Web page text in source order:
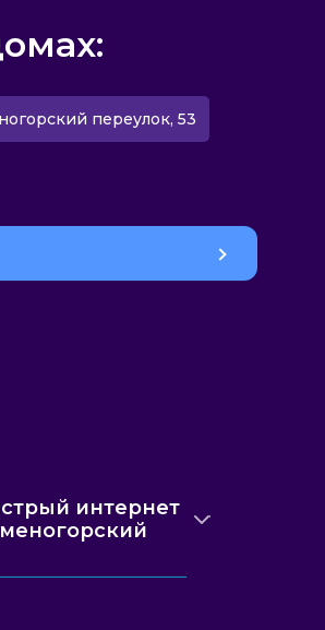
переулок, 53
интернет